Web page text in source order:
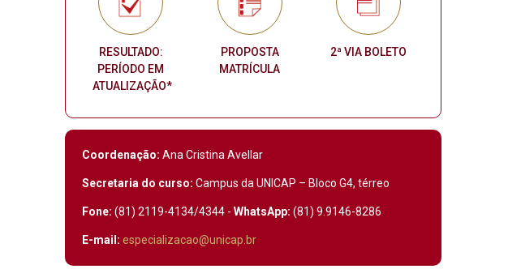
RESULTADO:
PERÍODO EM
ATUALIZAÇÃO*
PROPOSTA
MATRÍCULA
2ª VIA BOLETO
Coordenação: Ana Cristina Avellar
Secretaria do curso: Campus da UNICAP – Bloco G4, térreo
Fone: (81) 2119-4134/4344 - WhatsApp: (81) 9.9146-8286
E-mail: especializacao@unicap.br